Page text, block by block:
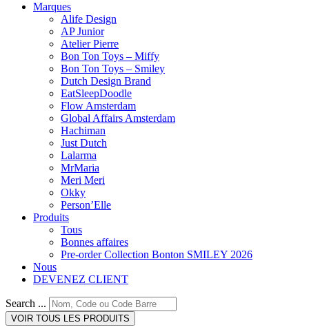
Marques
Alife Design
AP Junior
Atelier Pierre
Bon Ton Toys – Miffy
Bon Ton Toys – Smiley
Dutch Design Brand
EatSleepDoodle
Flow Amsterdam
Global Affairs Amsterdam
Hachiman
Just Dutch
Lalarma
MrMaria
Meri Meri
Okky
Person’Elle
Produits
Tous
Bonnes affaires
Pre-order Collection Bonton SMILEY 2026
Nous
DEVENEZ CLIENT
Search ...
VOIR TOUS LES PRODUITS